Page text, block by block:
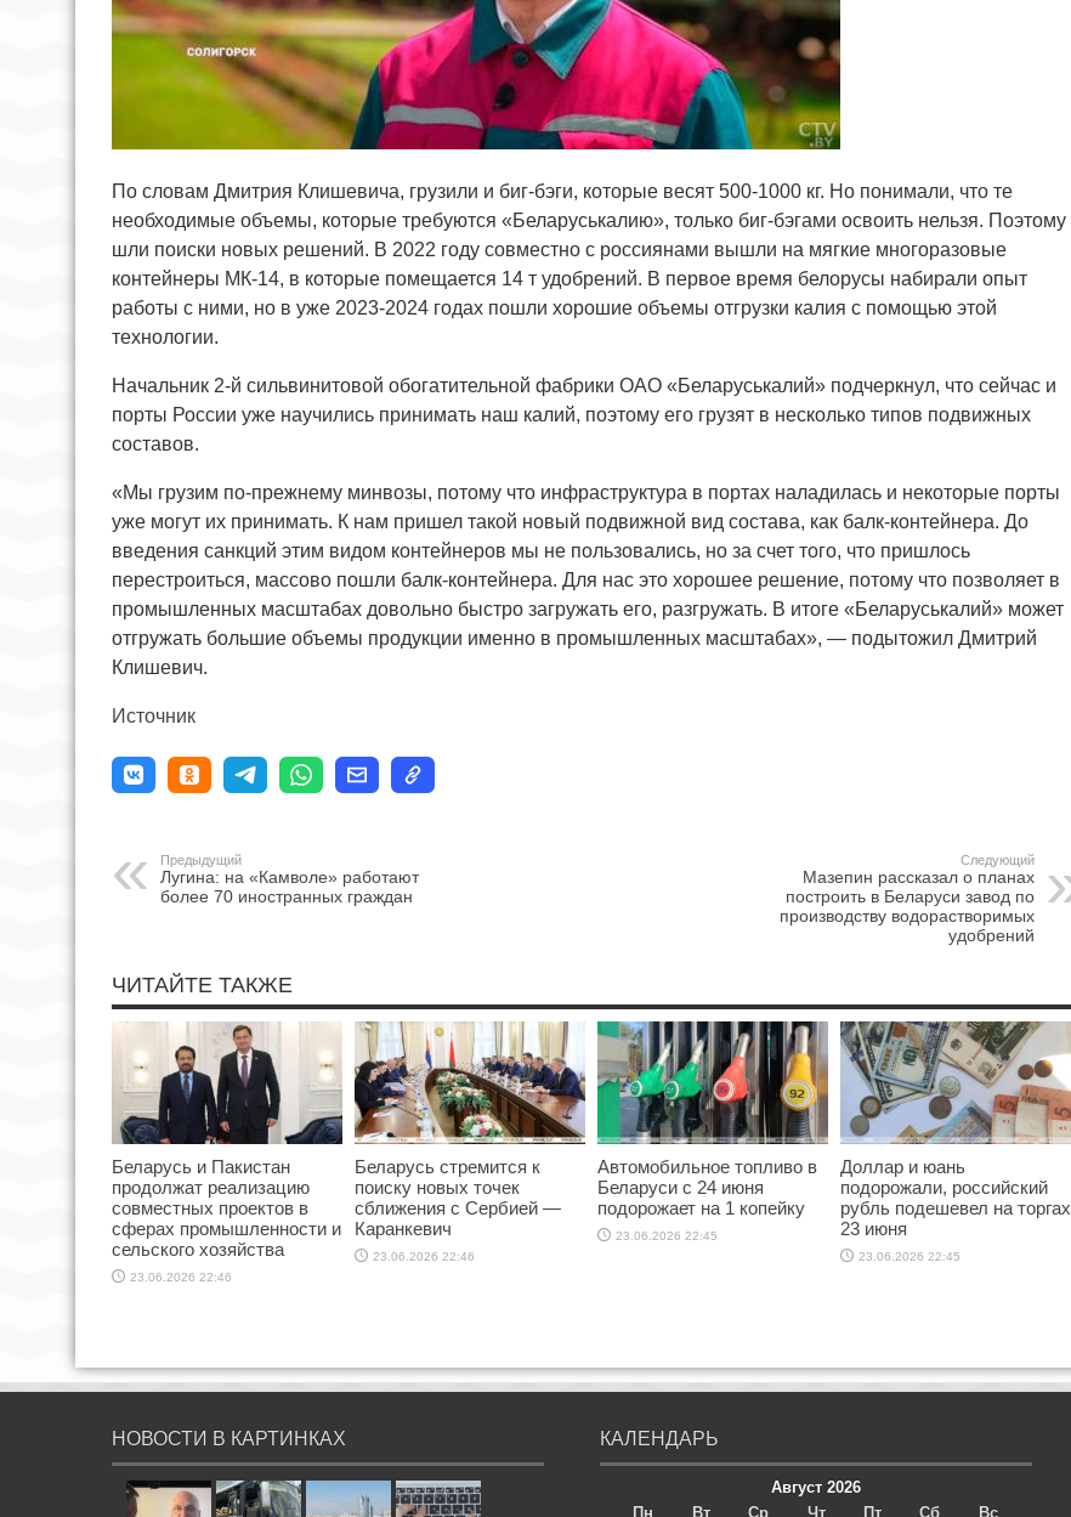
По словам Дмитрия Клишевича, грузили и биг-бэги, которые весят 500-1000 кг. Но понимали, что те
необходимые объемы, которые требуются «Беларуськалию», только биг-бэгами освоить нельзя. Поэтому
шли поиски новых решений. В 2022 году совместно с россиянами вышли на мягкие многоразовые
контейнеры МК-14, в которые помещается 14 т удобрений. В первое время белорусы набирали опыт
работы с ними, но в уже 2023-2024 годах пошли хорошие объемы отгрузки калия с помощью этой
технологии.
Начальник 2-й сильвинитовой обогатительной фабрики ОАО «Беларуськалий» подчеркнул, что сейчас и
порты России уже научились принимать наш калий, поэтому его грузят в несколько типов подвижных
составов.
«Мы грузим по-прежнему минвозы, потому что инфраструктура в портах наладилась и некоторые порты
уже могут их принимать. К нам пришел такой новый подвижной вид состава, как балк-контейнера. До
введения санкций этим видом контейнеров мы не пользовались, но за счет того, что пришлось
перестроиться, массово пошли балк-контейнера. Для нас это хорошее решение, потому что позволяет в
промышленных масштабах довольно быстро загружать его, разгружать. В итоге «Беларуськалий» может
отгружать большие объемы продукции именно в промышленных масштабах», — подытожил Дмитрий
Клишевич.
Источник
Предыдущий
Лугина: на «Камволе» работают
более 70 иностранных граждан
Следующий
Мазепин рассказал о планах
построить в Беларуси завод по
производству водорастворимых
удобрений
ЧИТАЙТЕ ТАКЖЕ
Беларусь и Пакистан
продолжат реализацию
совместных проектов в
сферах промышленности и
сельского хозяйства
23.06.2026 22:46
Беларусь стремится к
поиску новых точек
сближения с Сербией —
Каранкевич
23.06.2026 22:46
Автомобильное топливо в
Беларуси с 24 июня
подорожает на 1 копейку
23.06.2026 22:45
Доллар и юань
подорожали, российский
рубль подешевел на торгах
23 июня
23.06.2026 22:45
НОВОСТИ В КАРТИНКАХ КАЛЕНДАРЬ
Август 2026
Пн
Вт Ср Чт Пт Сб Вс